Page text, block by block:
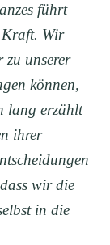
führt
Wir
zu unserer
können,
lang erzählt
ihrer
wir die
in die